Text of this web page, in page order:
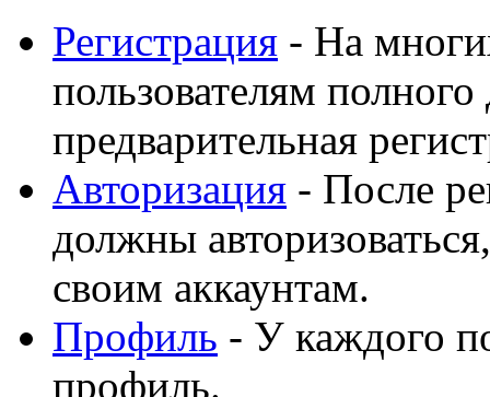
Регистрация - На
пользователям полного
предварительная
Авторизация - После
должны
своим аккаунтам.
Профиль - У каждого
профиль.